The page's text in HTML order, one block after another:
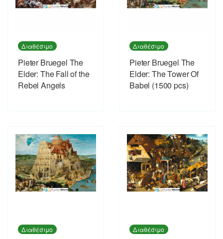
Διαθέσιμο
Pieter Bruegel The
Elder: The Fall of the
Rebel Angels
Διαθέσιμο
Pieter Bruegel The
Elder: The Tower Of
Babel (1500 pcs)
Διαθέσιμο Διαθέσιμο